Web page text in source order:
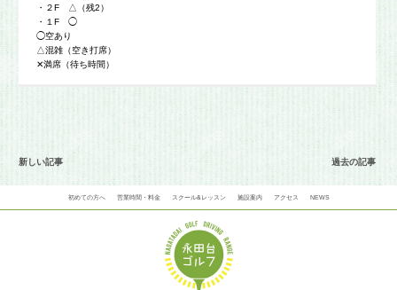
・２F △（残2）
・１F ◯
◯空あり
△混雑（空き打席）
✕満席（待ち時間）
新しい記事 過去の記事
初めての方へ 営業時間・料金 スクール&レッスン 施設案内 アクセス NEWS